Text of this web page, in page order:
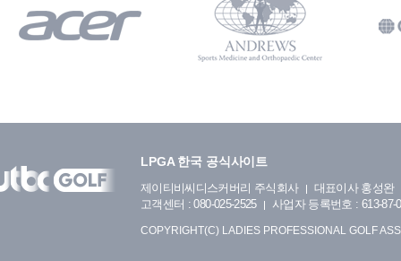
LPGA 한국 공식사이트
제이티비씨디스커버리 주식회사
대표이사 홍성완
고객센터 : 080-025-2525
사업자 등록번호 : 613-87-
COPYRIGHT(C) LADIES PROFESSIONAL GOLF